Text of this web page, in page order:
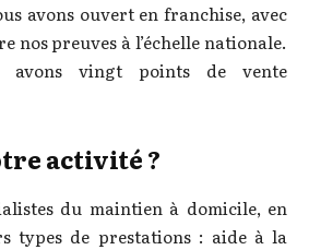
avons ouvert en franchise, avec
nos preuves à l’échelle nationale.
avons vingt points de vente
activité ?
du maintien à domicile, en
types de prestations : aide à la